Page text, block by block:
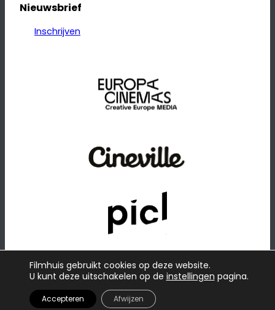
Nieuwsbrief
Inschrijven
© 2026·Website doorRaadhuis Privacybeleid
Filmhuis gebruikt cookies op deze website.
U kunt deze uitschakelen op de instellingen pagina.
Accepteren Afwijzen